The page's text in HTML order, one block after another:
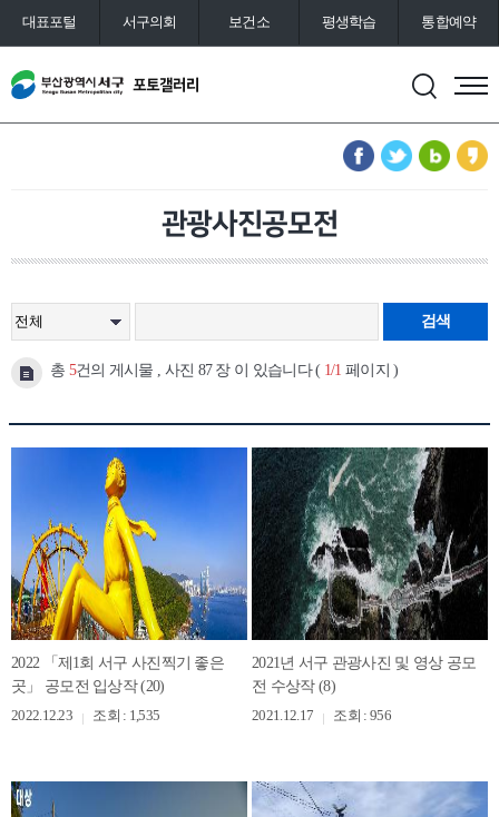
대표포털 서구의회 보건소 평생학습 통합예약
관광사진공모전
검색
총 5건의 게시물 , 사진 87 장 이 있습니다 ( 1/1 페이지 )
2022 「제1회 서구 사진찍기 좋은
곳」 공모전 입상작 (20)
2022.12.23
조회 : 1,535
2021년 서구 관광사진 및 영상 공모
전 수상작 (8)
2021.12.17
조회 : 956